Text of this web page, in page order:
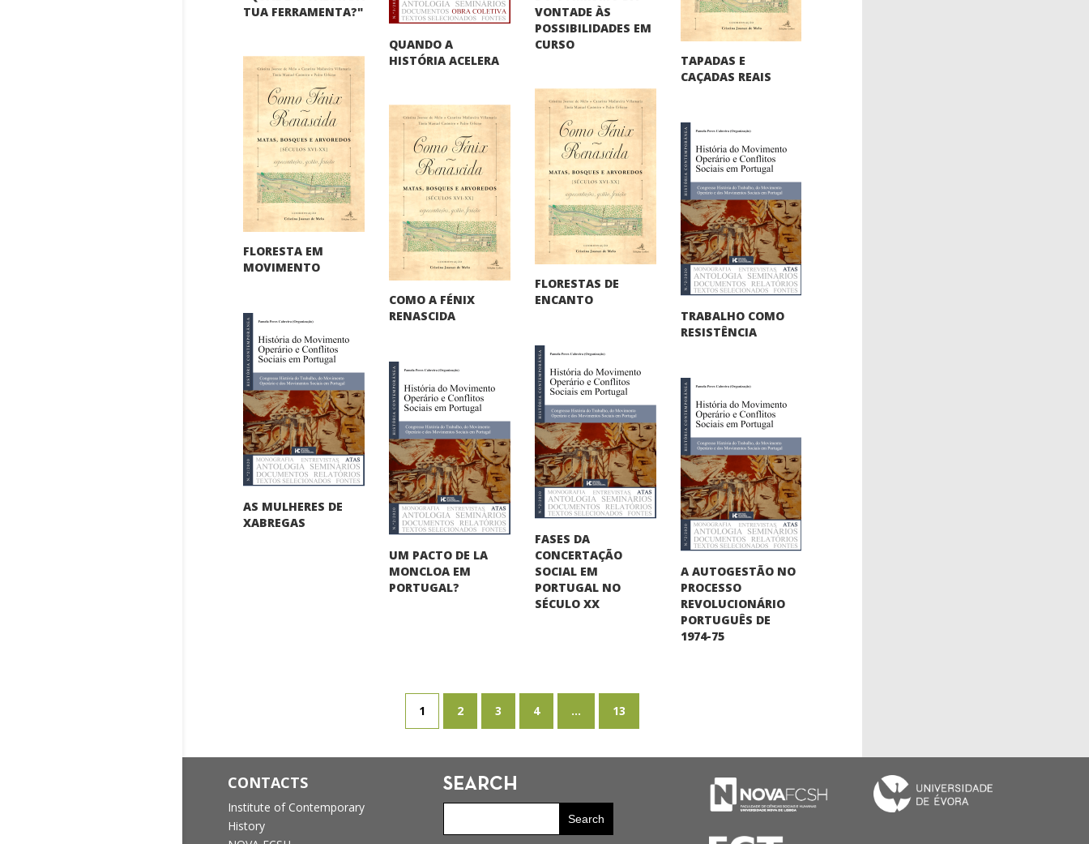
TUA FERRAMENTA?"
VONTADE ÀS
POSSIBILIDADES EM
CURSO
QUANDO A
HISTÓRIA ACELERA TAPADAS E
CAÇADAS REAIS
FLORESTA EM
MOVIMENTO
FLORESTAS DE
ENCANTO
COMO A FÉNIX
RENASCIDA TRABALHO COMO
RESISTÊNCIA
AS MULHERES DE
XABREGAS
FASES DA
CONCERTAÇÃO
SOCIAL EM
PORTUGAL NO
SÉCULO XX
UM PACTO DE LA
MONCLOA EM
PORTUGAL?
A AUTOGESTÃO NO
PROCESSO
REVOLUCIONÁRIO
PORTUGUÊS DE
1974-75
1 2 3 4 ... 13
CONTACTS
Institute of Contemporary
History
SEARCH